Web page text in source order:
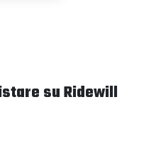
su Ridewill